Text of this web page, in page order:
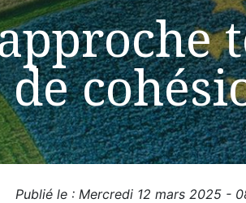
Publié le : Mercredi 12 mars 2025 -